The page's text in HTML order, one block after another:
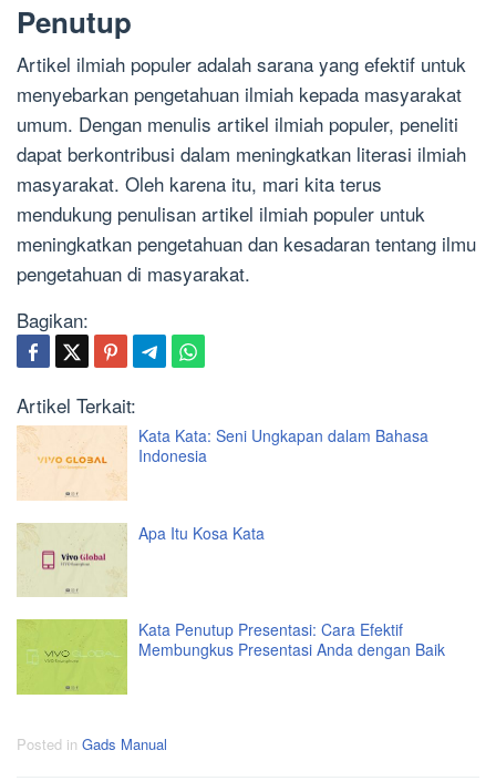
Penutup
Artikel ilmiah populer adalah sarana yang efektif untuk
menyebarkan pengetahuan ilmiah kepada masyarakat
umum. Dengan menulis artikel ilmiah populer, peneliti
dapat berkontribusi dalam meningkatkan literasi ilmiah
masyarakat. Oleh karena itu, mari kita terus
mendukung penulisan artikel ilmiah populer untuk
meningkatkan pengetahuan dan kesadaran tentang ilmu
pengetahuan di masyarakat.
Bagikan:
Artikel Terkait:
Kata Kata: Seni Ungkapan dalam Bahasa
Indonesia
Apa Itu Kosa Kata
Kata Penutup Presentasi: Cara Efektif
Membungkus Presentasi Anda dengan Baik
Posted in Gads Manual